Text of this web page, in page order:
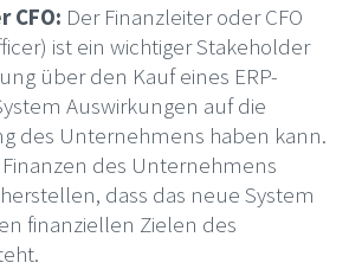
CFO: Der Finanzleiter oder CFO
ist ein wichtiger Stakeholder
über den Kauf eines ERP-
Auswirkungen auf die
des Unternehmens haben kann.
Finanzen des Unternehmens
dass das neue System
finanziellen Zielen des